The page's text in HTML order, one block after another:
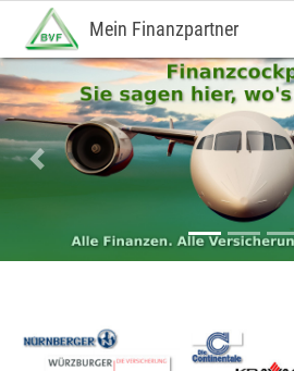
Mein Finanzpartner
Previous